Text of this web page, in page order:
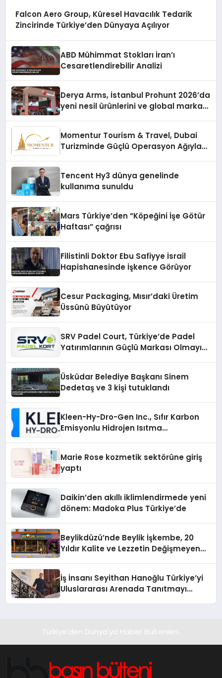
Falcon Aero Group, Küresel Havacılık Tedarik
Zincirinde Türkiye’den Dünyaya Açılıyor
ABD Mühimmat Stokları İran’ı
Cesaretlendirebilir Analizi
Derya Arms, İstanbul Prohunt 2026’da
yeni nesil ürünlerini ve global marka
Momentur Tourism & Travel, Dubai
Turizminde Güçlü Operasyon Ağıyla
Tencent Hy3 dünya genelinde
kullanıma sunuldu
Mars Türkiye’den “Köpeğini İşe Götür
Haftası” çağrısı
Filistinli Doktor Ebu Safiyye İsrail
Hapishanesinde İşkence Görüyor
Cesur Packaging, Mısır’daki Üretim
Üssünü Büyütüyor
SRV Padel Court, Türkiye’de Padel
Yatırımlarının Güçlü Markası Olmayı
Üsküdar Belediye Başkanı Sinem
Dedetaş ve 3 kişi tutuklandı
Kleen-Hy-Dro-Gen Inc., Sıfır Karbon
Emisyonlu Hidrojen Isıtma
Marie Rose kozmetik sektörüne giriş
yaptı
Daikin’den akıllı iklimlendirmede yeni
dönem: Madoka Plus Türkiye’de
Beylikdüzü’nde Beylik İşkembe, 20
Yıldır Kalite ve Lezzetin Değişmeyen
İş İnsanı Seyithan Hanoğlu Türkiye’yi
Uluslararası Arenada Tanıtmayı
Türkiye'den Dünya'ya Haber Bültenleri..